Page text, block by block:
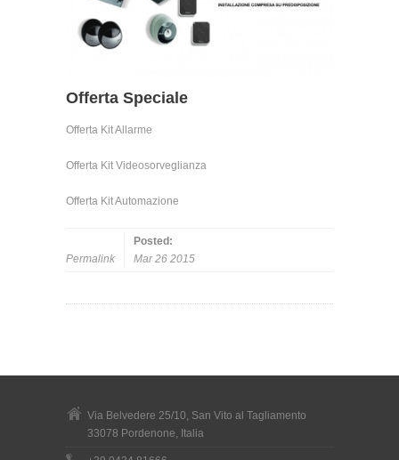
Offerta Speciale
Offerta Kit Allarme
Offerta Kit Videosorveglianza
Offerta Kit Automazione
Permalink
Posted:
Mar 26 2015
Via Belvedere 25/10, San Vito al Tagliamento
33078 Pordenone, Italia